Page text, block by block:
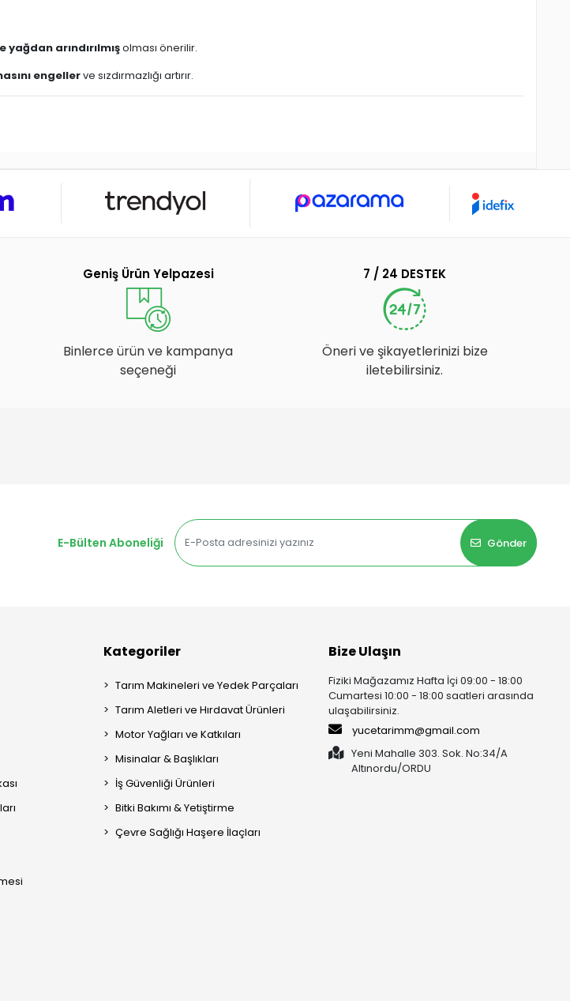
yağdan arındırılmışolması önerilir.
engellerve sızdırmazlığı artırır.
Geniş Ürün Yelpazesi
Binlerce ürün ve kampanya
seçeneği
7 / 24 DESTEK
Öneri ve şikayetlerinizi bize
iletebilirsiniz.
E-Bülten Aboneliği
Gönder
Kategoriler
Tarım Makineleri ve Yedek Parçaları
Tarım Aletleri ve Hırdavat Ürünleri
Motor Yağları ve Katkıları
Misinalar & Başlıkları
İş Güvenliği Ürünleri
Bitki Bakımı & Yetiştirme
Çevre Sağlığı Haşere İlaçları
Bize Ulaşın
Fiziki Mağazamız Hafta İçi 09:00 - 18:00
Cumartesi 10:00 - 18:00 saatleri arasında
ulaşabilirsiniz.
yucetarimm@gmail.com
Yeni Mahalle 303. Sok. No:34/A
Altınordu/ORDU​​​​​​​